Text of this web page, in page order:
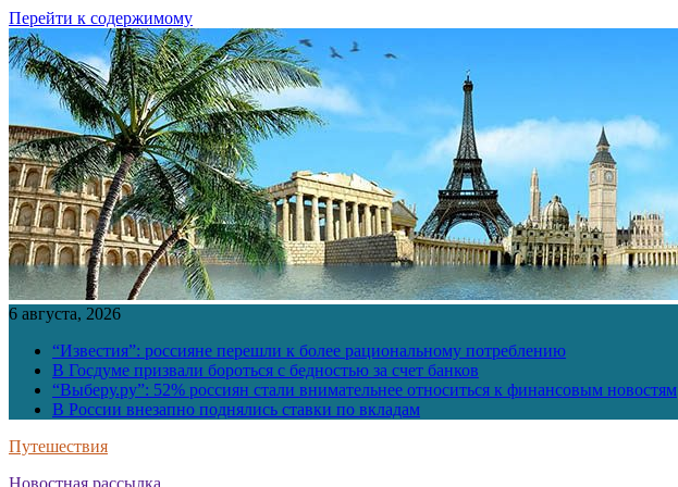
Перейти к содержимому
6 августа, 2026
“Известия”: россияне перешли к более рациональному потреблению
В Госдуме призвали бороться с бедностью за счет банков
“Выберу.ру”: 52% россиян стали внимательнее относиться к финансовым новостям
В России внезапно поднялись ставки по вкладам
Путешествия
Новостная рассылка